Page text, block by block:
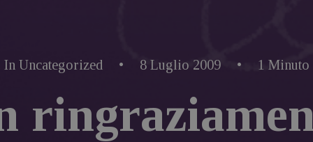
In Uncategorized • 8 Luglio 2009 • 1 Minuto